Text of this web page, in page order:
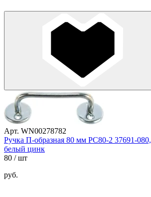
Арт. WN00278782
Ручка П-образная 80 мм РС80-2 37691-080,
белый цинк
80 / шт
руб.